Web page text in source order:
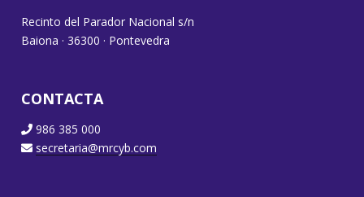
Recinto del Parador Nacional s/n
Baiona · 36300 · Pontevedra
CONTACTA
986 385 000
secretaria@mrcyb.com